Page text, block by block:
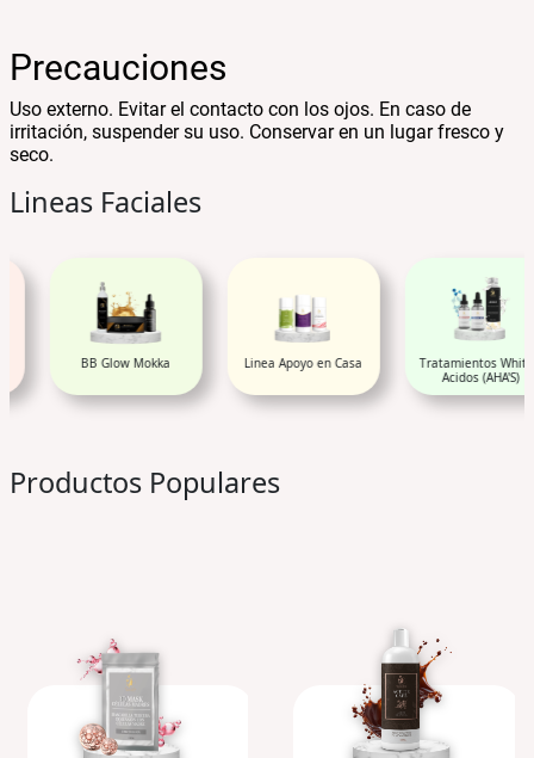
Precauciones
Uso externo. Evitar el contacto con los ojos. En caso de
irritación, suspender su uso. Conservar en un lugar fresco y
seco.
Lineas Faciales
BB Glow Mokka Linea Apoyo en Casa
Tratamientos White y
Acidos (AHA'S)
Productos Populares